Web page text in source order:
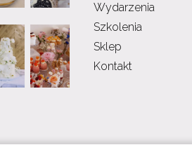
Wydarzenia
Szkolenia
Sklep
Kontakt